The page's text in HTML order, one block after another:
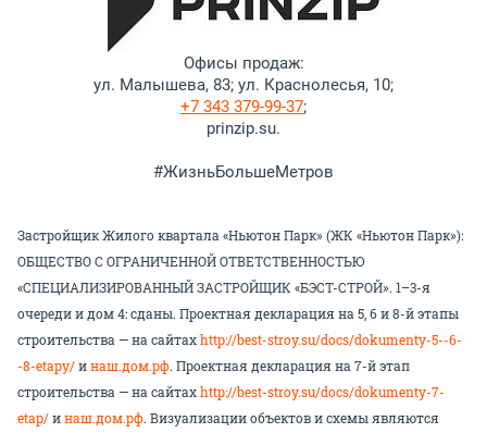
Офисы продаж:
ул. Малышева, 83; ул. Краснолесья, 10;
+7 343 379-99-37;
prinzip.su.
#ЖизньБольшеМетров
Застройщик Жилого квартала «Ньютон Парк» (ЖК «Ньютон Парк»):
ОБЩЕСТВО С ОГРАНИЧЕННОЙ ОТВЕТСТВЕННОСТЬЮ
«СПЕЦИАЛИЗИРОВАННЫЙ ЗАСТРОЙЩИК «БЭСТ-СТРОЙ». 1–3-я
очереди и дом 4: сданы. Проектная декларация на 5, 6 и 8-й этапы
строительства — на сайтахhttp://best-stroy.su/docs/dokumenty-5--6-
-8-etapy/инаш.дом.рф. Проектная декларация на 7-й этап
строительства — на сайтахhttp://best-stroy.su/docs/dokumenty-7-
etap/инаш.дом.рф. Визуализации объектов и схемы являются